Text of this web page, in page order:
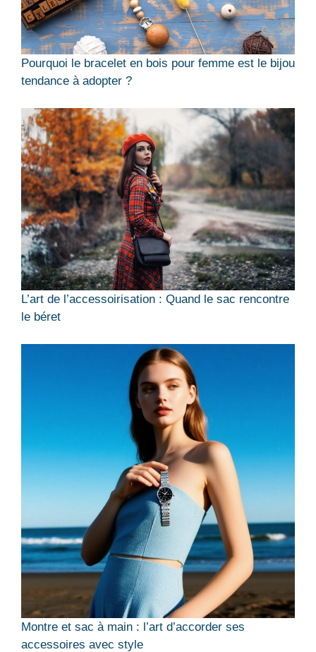
Pourquoi le bracelet en bois pour femme est le bijou
tendance à adopter ?
L’art de l’accessoirisation : Quand le sac rencontre
le béret
Montre et sac à main : l’art d’accorder ses
accessoires avec style